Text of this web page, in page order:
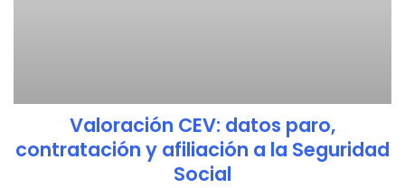
Valoración CEV: datos paro,
contratación y afiliación a la Seguridad
Social